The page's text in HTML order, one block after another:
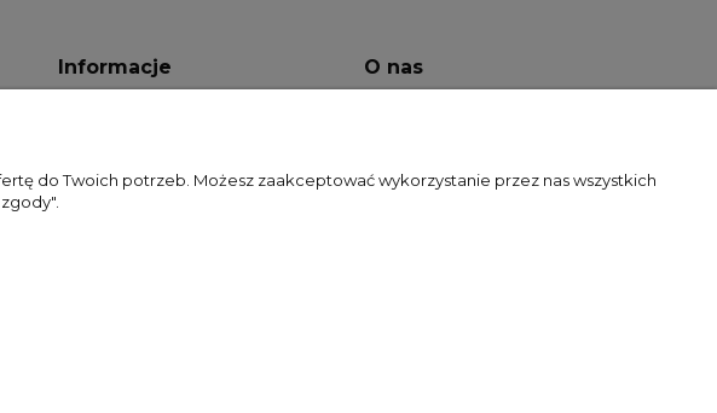
Informacje O nas
do Twoich potrzeb. Możesz zaakceptować wykorzystanie przez nas wszystkich